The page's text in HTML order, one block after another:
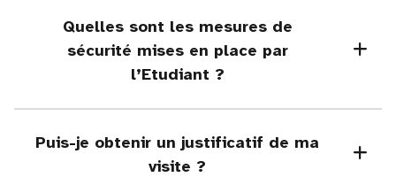
Quelles sont les mesures de
sécurité mises en place par
l’Etudiant ?
Puis-je obtenir un justificatif de ma
visite ?